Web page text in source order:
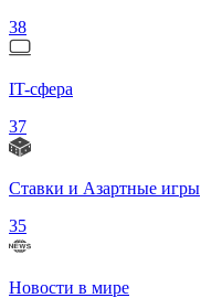
38
IT-сфера
37
Ставки и Азартные игры
35
Новости в мире